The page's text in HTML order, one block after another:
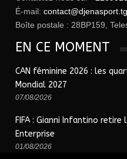
É-mail: contact@djenasport.tg
Boîte postale : 28BP159,
EN CE MOMENT
CAN féminine 2026 : les
Mondial 2027
07/08/2026
FIFA : Gianni Infantino retire
Enterprise
01/08/2026